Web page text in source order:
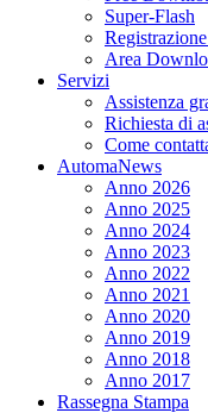
Super-Flash
Area
Servizi
Assistenza
Richiesta di
Come
AutomaNews
Anno 2026
Anno 2025
Anno 2024
Anno 2023
Anno 2022
Anno 2021
Anno 2020
Anno 2019
Anno 2018
Anno 2017
Rassegna Stampa